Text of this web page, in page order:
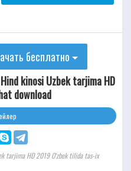
бесплатно
kinosi Uzbek tarjima HD
download
tarjima HD 2019 O'zbek tilida tas-ix